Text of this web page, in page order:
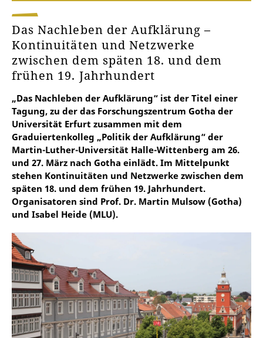
Das Nachleben der Aufklärung –
Kontinuitäten und Netzwerke
zwischen dem späten 18. und dem
frühen 19. Jahrhundert
„Das Nachleben der Aufklärung“ ist der Titel einer
Tagung, zu der das Forschungszentrum Gotha der
Universität Erfurt zusammen mit dem
Graduiertenkolleg „Politik der Aufklärung“ der
Martin-Luther-Universität Halle-Wittenberg am 26.
und 27. März nach Gotha einlädt. Im Mittelpunkt
stehen Kontinuitäten und Netzwerke zwischen dem
späten 18. und dem frühen 19. Jahrhundert.
Organisatoren sind Prof. Dr. Martin Mulsow (Gotha)
und Isabel Heide (MLU).